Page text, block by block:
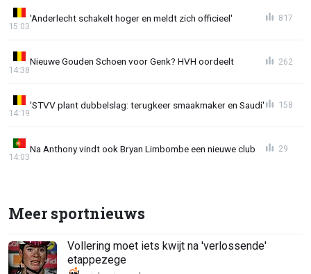
'Anderlecht schakelt hoger en meldt zich officieel'
15:03
817
Nieuwe Gouden Schoen voor Genk? HVH oordeelt
14:38
262
'STVV plant dubbelslag: terugkeer smaakmaker en Saudi'
14:19
158
Na Anthony vindt ook Bryan Limbombe een nieuwe club
14:03
29
Meer sportnieuws
Vollering moet iets kwijt na 'verlossende'
etappezege